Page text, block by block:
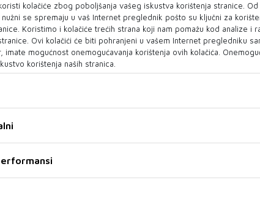
s krvnom grupom AB nasljeđuju A gen od
od drugog roditelja. Činjenica da je ova
nudi jednu ogromnu prednost: ljudi koji su
bilo koju krvnu grupu, zbog čega su poznati
Pa, smatrajte se sretnim!
razlozi zbog kojih treba da zavidimo ljudima s
su također odlični u obavljanju više
završe sve na čemu rade. Neki kažu da se ovi
u zavisnosti od situacije ili osobe s kojom
da nisu iskreni prema sebi. Oni su jednostavno
kolačiće zbog poboljšanja vašeg iskustva korištenja stranice. Od
se spremaju u vaš Internet preglednik pošto su ključni za
Koristimo i kolačiće trećih strana koji nam pomažu kod analize i
Ovi kolačići će biti pohranjeni u vašem Internet pregledniku
imate mogućnost onemogućavanja korištenja ovih kolačića.
korištenja naših stranica.